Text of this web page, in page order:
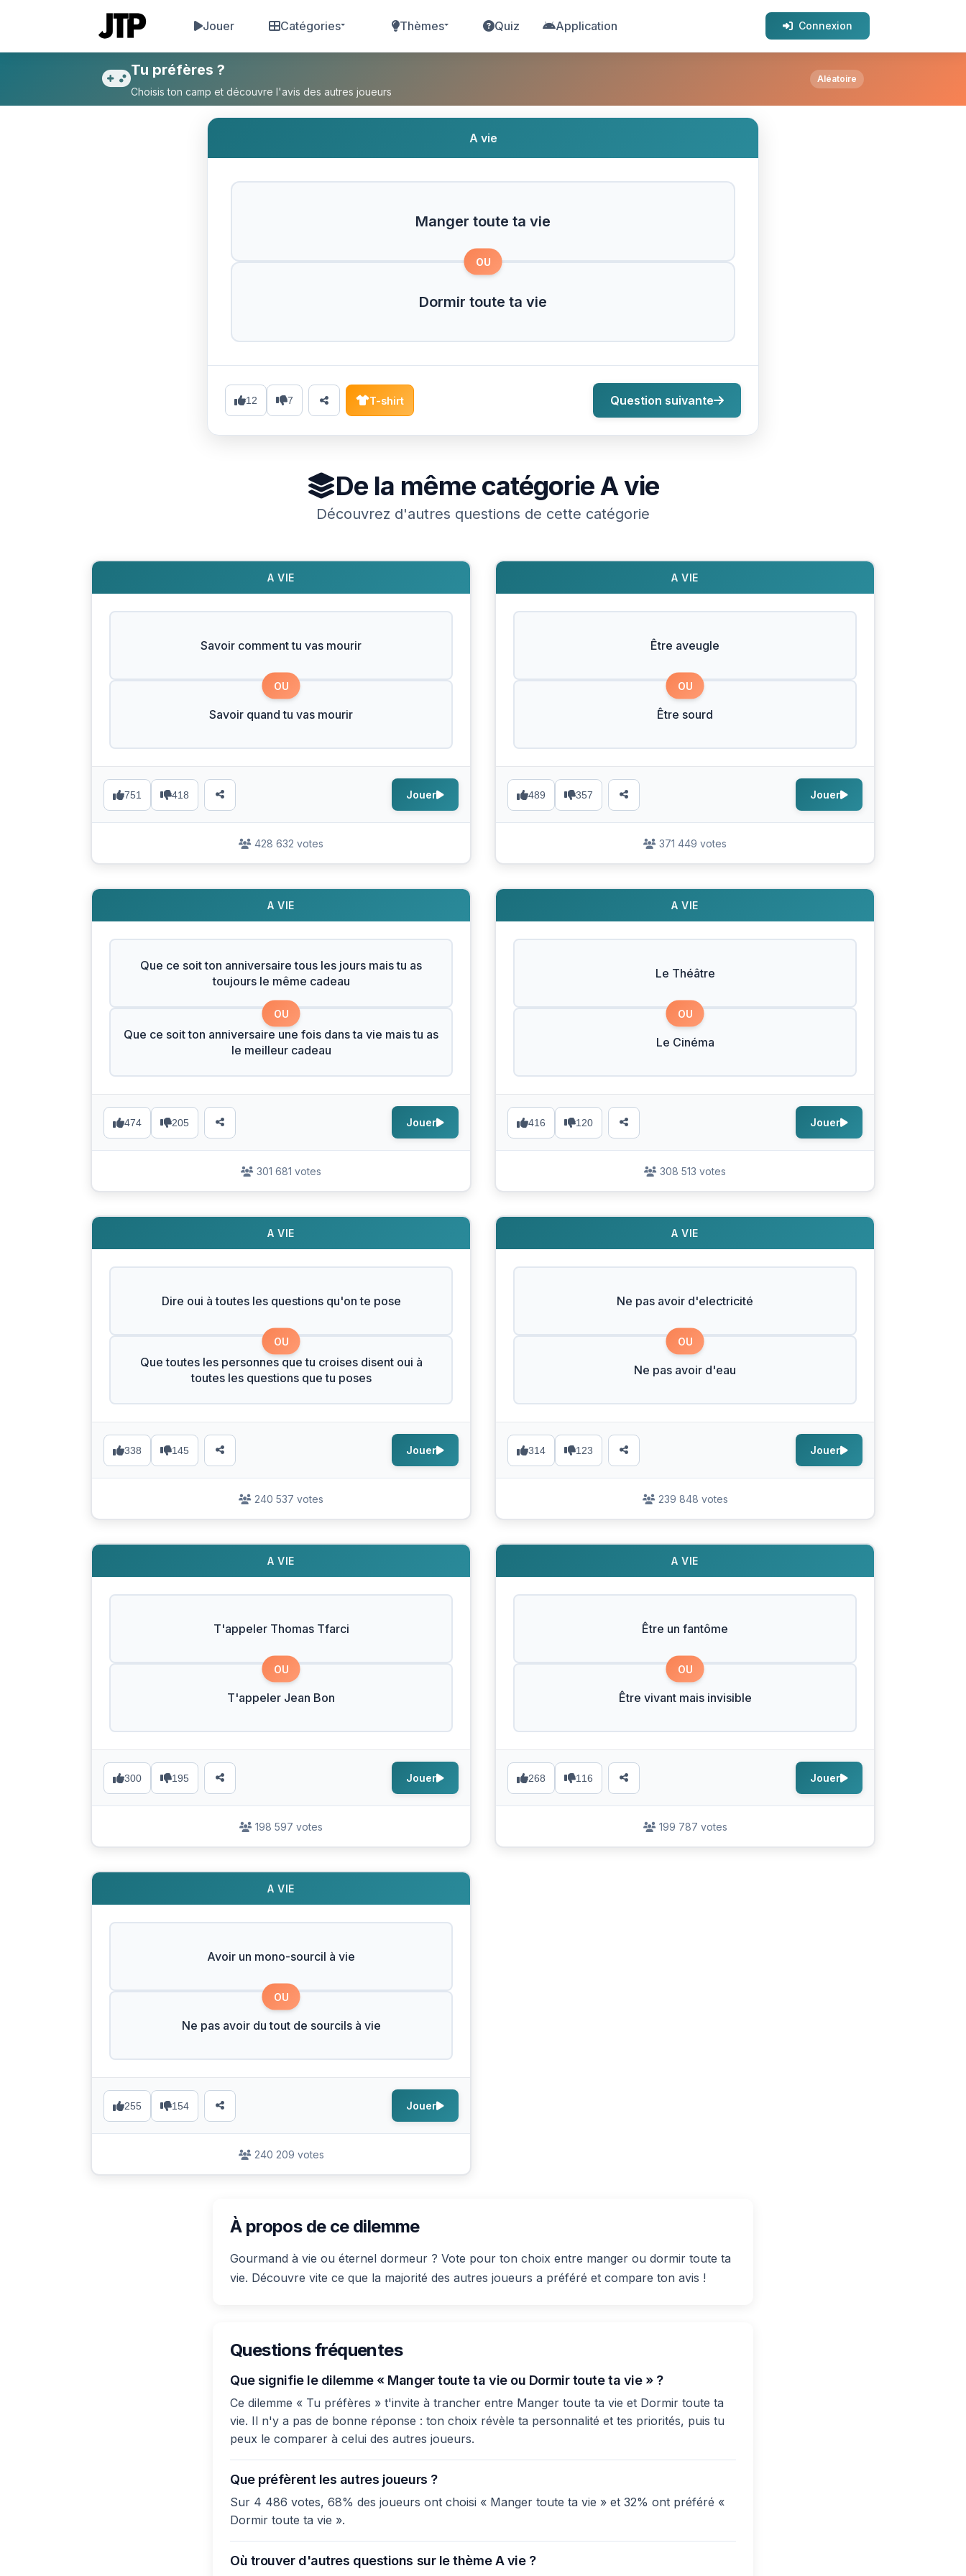
Jouer Catégories Thèmes Quiz Application Connexion
Tu préfères Manger toute ta vie ou Dormir toute ta vie ?
Tu préfères ?
Choisis ton camp et découvre l'avis des autres joueurs
Aléatoire
A vie
Manger toute ta vie
OU
Dormir toute ta vie
12 7 T-shirt Question suivante
De la même catégorieA vie
Découvrez d'autres questions de cette catégorie
A VIE
Savoir comment tu vas mourir
OU
Savoir quand tu vas mourir
751 418 Jouer
428 632 votes
A VIE
Être aveugle
OU
Être sourd
489 357 Jouer
371 449 votes
A VIE
Que ce soit ton anniversaire tous les jours mais tu as
toujours le même cadeau
OU
Que ce soit ton anniversaire une fois dans ta vie mais tu as
le meilleur cadeau
474 205 Jouer
301 681 votes
A VIE
Le Théâtre
OU
Le Cinéma
416 120 Jouer
308 513 votes
A VIE
Dire oui à toutes les questions qu'on te pose
OU
Que toutes les personnes que tu croises disent oui à
toutes les questions que tu poses
338 145 Jouer
240 537 votes
A VIE
Ne pas avoir d'electricité
OU
Ne pas avoir d'eau
314 123 Jouer
239 848 votes
A VIE
T'appeler Thomas Tfarci
OU
T'appeler Jean Bon
300 195 Jouer
198 597 votes
A VIE
Être un fantôme
OU
Être vivant mais invisible
268 116 Jouer
199 787 votes
A VIE
Avoir un mono-sourcil à vie
OU
Ne pas avoir du tout de sourcils à vie
255 154 Jouer
240 209 votes
À propos de ce dilemme
Gourmand à vie ou éternel dormeur ? Vote pour ton choix entre manger ou dormir toute ta
vie. Découvre vite ce que la majorité des autres joueurs a préféré et compare ton avis !
Questions fréquentes
Que signifie le dilemme « Manger toute ta vie ou Dormir toute ta vie » ?
Ce dilemme « Tu préfères » t'invite à trancher entre Manger toute ta vie et Dormir toute ta
vie. Il n'y a pas de bonne réponse : ton choix révèle ta personnalité et tes priorités, puis tu
peux le comparer à celui des autres joueurs.
Que préfèrent les autres joueurs ?
Sur 4 486 votes, 68% des joueurs ont choisi « Manger toute ta vie » et 32% ont préféré «
Dormir toute ta vie ».
Où trouver d'autres questions sur le thème A vie ?